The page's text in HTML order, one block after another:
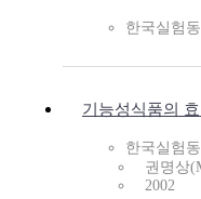
한국실험
기능성식품의
한국실험
권명상
2002